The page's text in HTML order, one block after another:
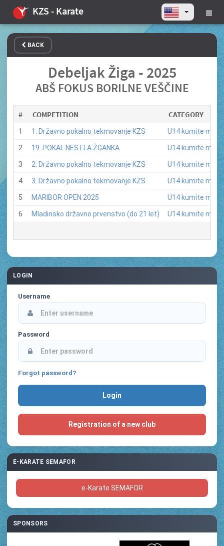
KZS - Karate
BACK
Debeljak Žiga - 2025
ABŠ FOKUS BORILNE VEŠČINE
# COMPETITION CATEGORY
1 1. Državno pokalno tekmovanje KZS U14 kumite ml.
2 19. POKAL NESTLA ŽGANKA U14 kumite ml.
3 2. Državno pokalno tekmovanje KZS U14 kumite ml.
4 3. Državno pokalno tekmovanje KZS U14 kumite ml.
5 MARIBOR OPEN 2025 U14 kumite ml.
6 Mladinsko državno prvenstvo (do 21 let) U14 kumite ml.
LOGIN
Username
Password
Forgot password?
Registration of a new club
E-KARATE SEMAFOR
e-Karate SEMAFOR
SPONSORS